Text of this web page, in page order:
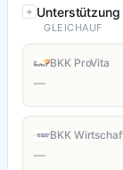
GLEICHAUF
BKK ProVita
—
BKK
—